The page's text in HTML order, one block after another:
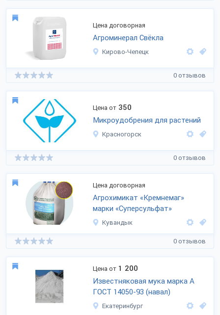
Цена договорная
Агроминерал Свёкла
Кирово-Чепецк
0 отзывов
Цена от 350
Микроудобрения для растений
Красногорск
0 отзывов
Цена договорная
Агрохимикат «Кремнемаг»
марки «Суперсульфат»
Кувандык
0 отзывов
Цена от 1 200
Известняковая мука марка А
ГОСТ 14050-93 (навал)
Екатеринбург